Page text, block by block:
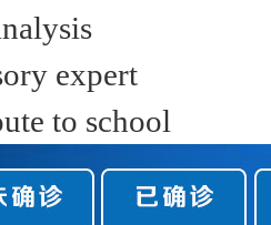
expert
to school